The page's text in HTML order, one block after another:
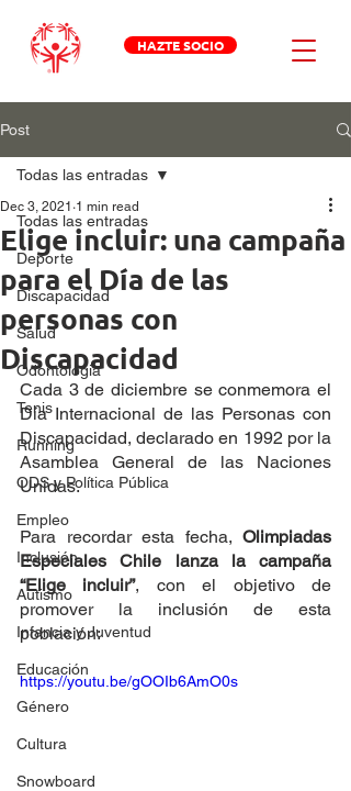
HAZTE SOCIO
Post
Todas las entradas
Deporte
Discapacidad
Salud
Odontologia
Tenis
Running
ODS y Política Pública
Empleo
Inclusión
Autismo
Infancia y Juventud
Educación
Género
Cultura
Snowboard
Todas las entradas
Elige incluir: una campaña
para el Día de las
personas con
Discapacidad
Dec 3, 2021 1 min read
Cada 3 de diciembre se conmemora el
Día Internacional de las Personas con
Discapacidad, declarado en 1992 por la
Asamblea General de las Naciones
Unidas.
Para recordar esta fecha, Olimpiadas
Especiales Chile lanza la campaña
“Elige incluir”, con el objetivo de
promover la inclusión de esta
población:
https://youtu.be/gOOIb6AmO0s